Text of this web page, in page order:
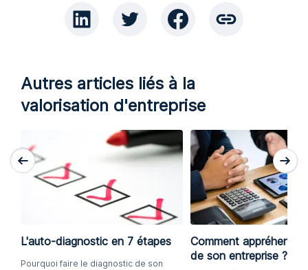
Autres articles liés à la
valorisation d'entreprise
L'auto-diagnostic en 7 étapes
Pourquoi faire le diagnostic de son
Comment
de son entreprise ?